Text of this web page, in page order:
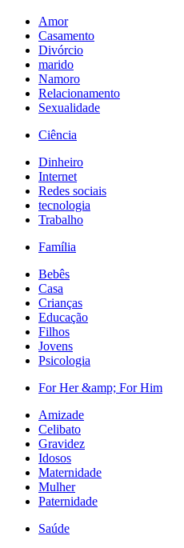
Amor
Casamento
Divórcio
marido
Namoro
Relacionamento
Sexualidade
Ciência
Dinheiro
Internet
Redes sociais
tecnologia
Trabalho
Família
Bebês
Casa
Crianças
Educação
Filhos
Jovens
Psicologia
For Her &amp; For Him
Amizade
Celibato
Gravidez
Idosos
Maternidade
Mulher
Paternidade
Saúde